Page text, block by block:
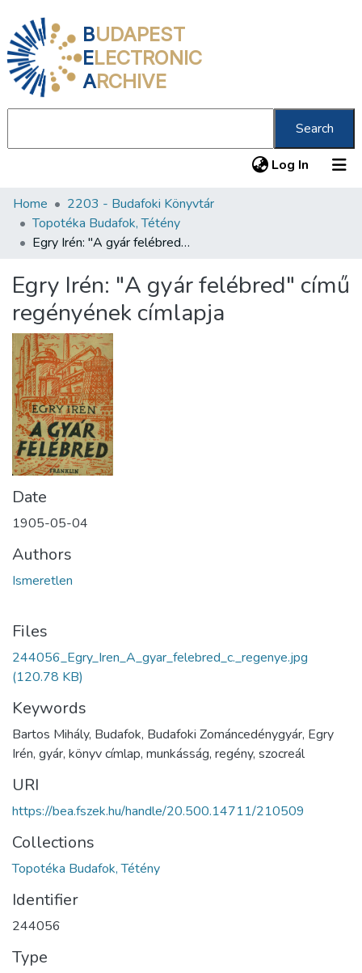
BUDAPEST
ELECTRONIC
ARCHIVE
Search
Log In (current)
Communities & Collections
All of DSpace
About us
Home
2203 - Budafoki Könyvtár
Topotéka Budafok, Tétény
Egry Irén: "A gyár felébred" című regényének címlapja
Egry Irén: "A gyár felébred" című
regényének címlapja
Date
1905-05-04
Authors
Ismeretlen
Files
244056_Egry_Iren_A_gyar_felebred_c._regenye.jpg
(120.78 KB)
Keywords
Bartos Mihály, Budafok, Budafoki Zománcedénygyár, Egry
Irén, gyár, könyv címlap, munkásság, regény, szocreál
URI
https://bea.fszek.hu/handle/20.500.14711/210509
Collections
Topotéka Budafok, Tétény
Identifier
244056
Type